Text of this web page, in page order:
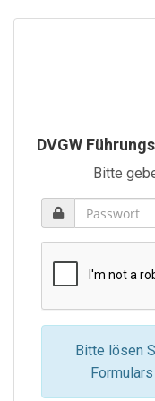
DVGW
Bitte
Bitte lösen